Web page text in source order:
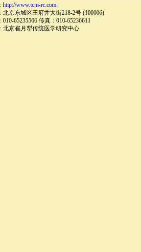
http://www.tcm-rc.com
北京东城区王府井大街218-2号 (100006)
65235566 传真：010-65236611
北京崔月犁传统医学研究中心